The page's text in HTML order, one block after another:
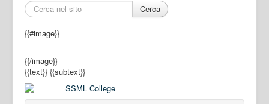
Cerca
{{#image}}
{{/image}}
{{text}} {{subtext}}